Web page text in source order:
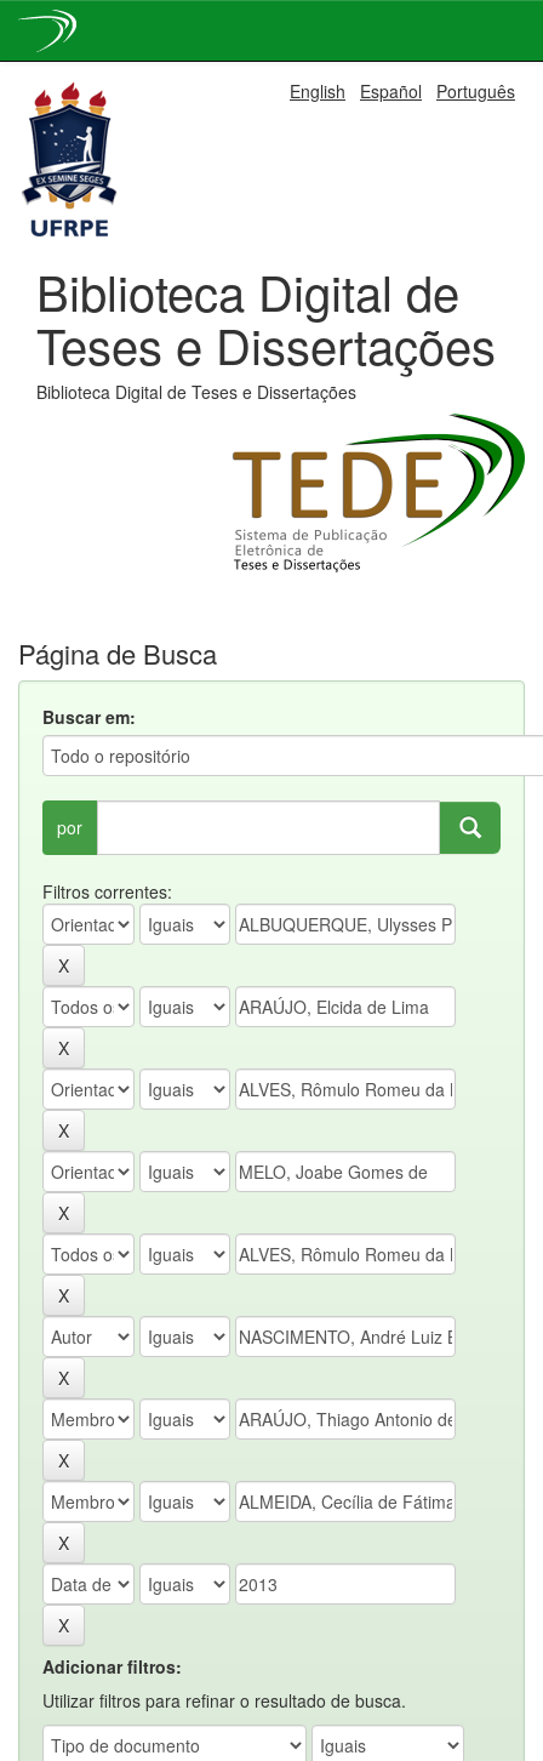
navigation
English Español Português
Biblioteca Digital de
Teses e Dissertações
Biblioteca Digital de Teses e Dissertações
Página de Busca
Buscar em:
por
Filtros correntes:
Adicionar filtros:
Utilizar filtros para refinar o resultado de busca.